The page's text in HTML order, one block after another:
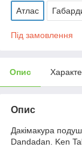
Атлас
Під замовлення
Опис
Опис
Дакімакура
Dandadan. Ken